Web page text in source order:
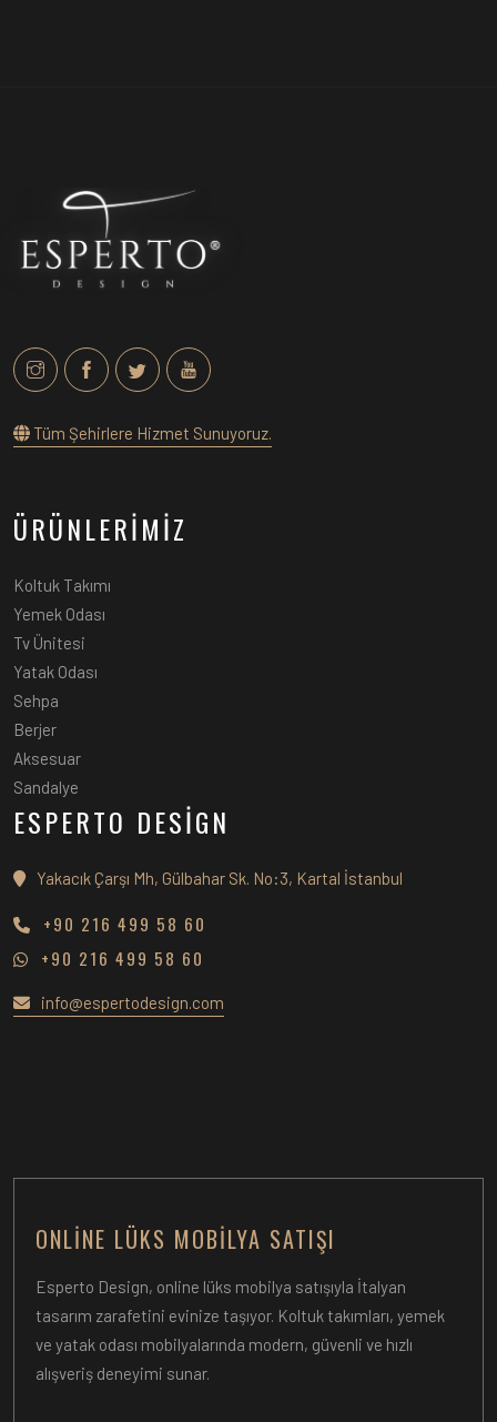
Tüm Şehirlere Hizmet Sunuyoruz.
ÜRÜNLERİMİZ
Koltuk Takımı
Yemek Odası
Tv Ünitesi
Yatak Odası
Sehpa
Berjer
Aksesuar
Sandalye
ESPERTO DESİGN
Yakacık Çarşı Mh, Gülbahar Sk. No:3, Kartal İstanbul
+90 216 499 58 60
+90 216 499 58 60
info@espertodesign.com
ONLINE LÜKS MOBILYA SATIŞI
Esperto Design, online lüks mobilya satışıyla İtalyan
tasarım zarafetini evinize taşıyor. Koltuk takımları, yemek
ve yatak odası mobilyalarında modern, güvenli ve hızlı
alışveriş deneyimi sunar.